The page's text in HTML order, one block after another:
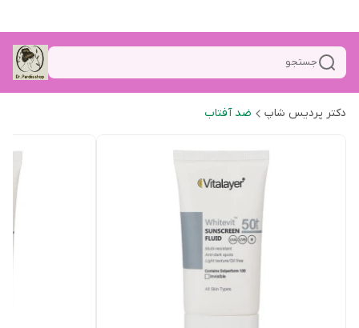
جستجو
دکتر پردیس شاپ ضد آفتاب